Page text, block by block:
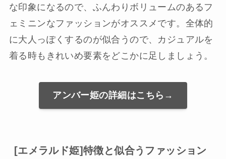
な印象になるので、ふんわりボリュームのあるフ
ェミニンなファッションがオススメです。全体的
に大人っぽくするのが似合うので、カジュアルを
着る時もきれいめ要素をどこかに足しましょう。
アンバー姫の詳細はこちら→
[エメラルド姫]特徴と似合うファッション